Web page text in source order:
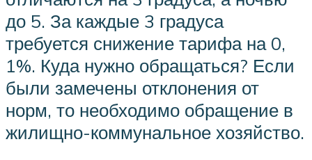
до 5. За каждые 3 градуса
требуется снижение тарифа на 0,
1%. Куда нужно обращаться? Если
были замечены отклонения от
норм, то необходимо обращение в
жилищно-коммунальное хозяйство.